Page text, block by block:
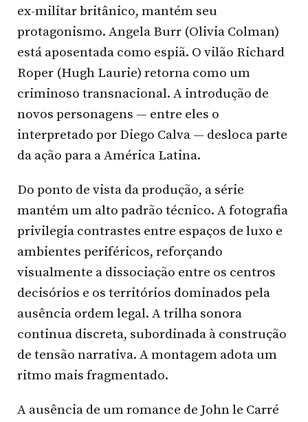
ex-militar britânico, mantém seu
protagonismo. Angela Burr (Olivia Colman)
está aposentada como espiã. O vilão Richard
Roper (Hugh Laurie) retorna como um
criminoso transnacional. A introdução de
novos personagens — entre eles o
interpretado por Diego Calva — desloca parte
da ação para a América Latina.
Do ponto de vista da produção, a série
mantém um alto padrão técnico. A fotografia
privilegia contrastes entre espaços de luxo e
ambientes periféricos, reforçando
visualmente a dissociação entre os centros
decisórios e os territórios dominados pela
ausência ordem legal. A trilha sonora
continua discreta, subordinada à construção
de tensão narrativa. A montagem adota um
ritmo mais fragmentado.
A ausência de um romance de John le Carré